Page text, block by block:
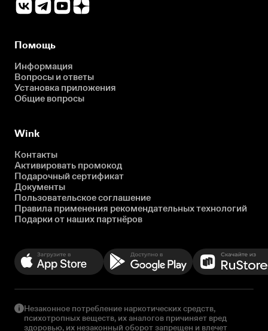
Помощь
Информация
Вопросы и ответы
Установка приложения
Общие вопросы
Wink
Контакты
Активировать промокод
Подарочный сертификат
Документы
Пользовательское соглашение
Правила применения рекомендательных технологий
Подарки от наших партнёров
Незаконное потребление наркотических средств,
психотропных веществ, их аналогов причиняет вред
здоровью, их незаконный оборот запрещен и влечет